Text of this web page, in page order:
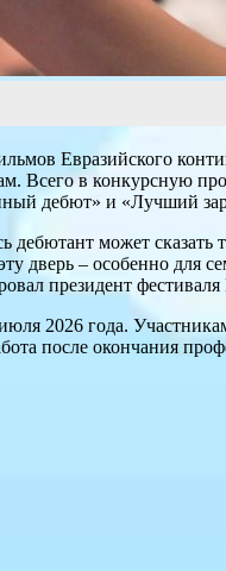
Евразийского
в конкурсную
дебют» и «Лучший
дебютант может
дверь – особенно
президент фестиваля
2026 года.
после окончания